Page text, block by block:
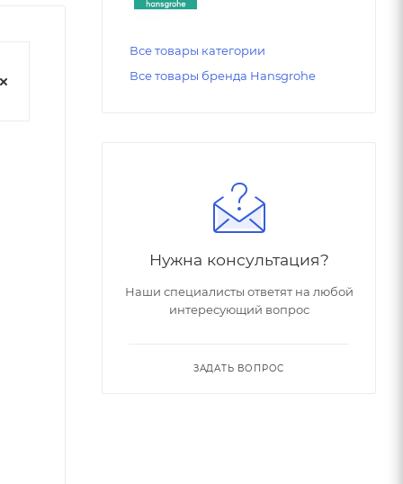
Все товары категории
Все товары бренда Hansgrohe
Нужна консультация?
Наши специалисты ответят на любой
интересующий вопрос
ЗАДАТЬ ВОПРОС